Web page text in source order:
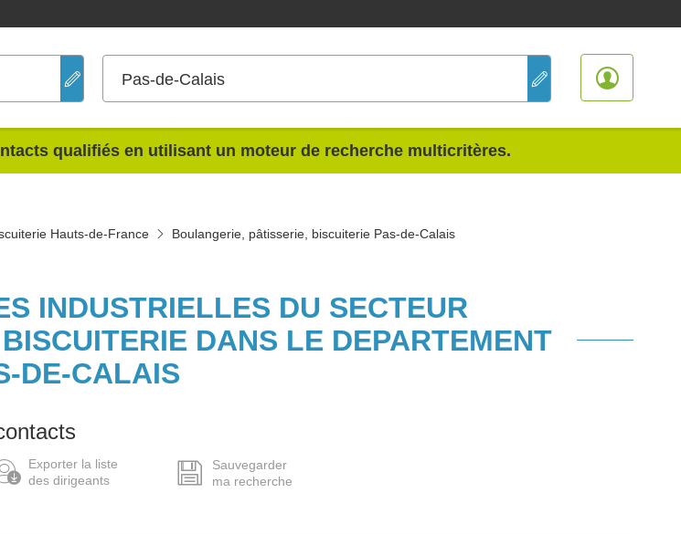
Pas-de-Calais
qualifiés en utilisant un moteur de recherche multicritères.
Hauts-de-France Boulangerie, pâtisserie, biscuiterie Pas-de-Calais
INDUSTRIELLES DU SECTEUR
DANS LE DEPARTEMENT
DE-CALAIS
Exporter la liste
des dirigeants
Sauvegarder
ma recherche